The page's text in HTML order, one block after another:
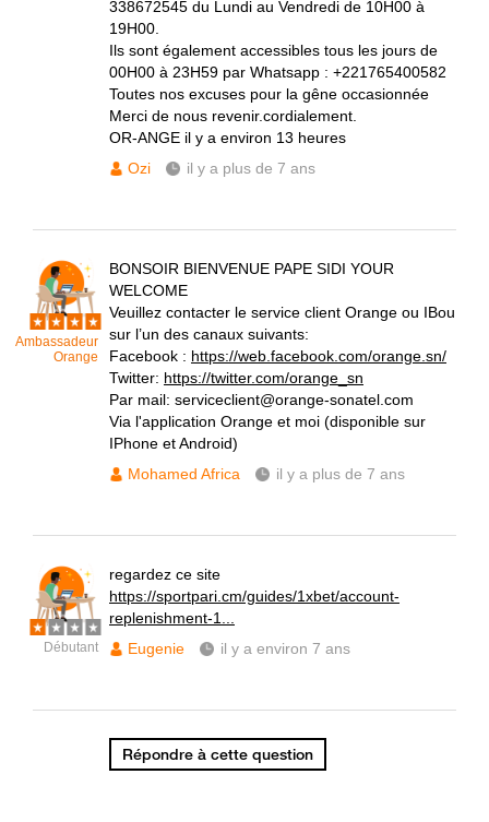
338672545 du Lundi au Vendredi de 10H00 à
19H00.
Ils sont également accessibles tous les jours de
00H00 à 23H59 par Whatsapp : +221765400582
Toutes nos excuses pour la gêne occasionnée
Merci de nous revenir.cordialement.
OR-ANGE il y a environ 13 heures
Ozi
il y a plus de 7 ans
Ambassadeur
Orange
BONSOIR BIENVENUE PAPE SIDI YOUR
WELCOME
Veuillez contacter le service client Orange ou IBou
sur l’un des canaux suivants:
Facebook : https://web.facebook.com/orange.sn/
Twitter: https://twitter.com/orange_sn
Par mail: serviceclient@orange-sonatel.com
Via l'application Orange et moi (disponible sur
IPhone et Android)
Mohamed Africa
il y a plus de 7 ans
Débutant
regardez ce site
https://sportpari.cm/guides/1xbet/account-
replenishment-1...
Eugenie
il y a environ 7 ans
Répondre à cette question